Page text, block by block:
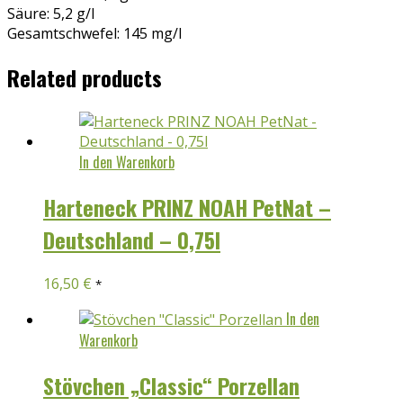
Säure: 5,2 g/l
Gesamtschwefel: 145 mg/l
Related products
In den Warenkorb
Harteneck PRINZ NOAH PetNat –
Deutschland – 0,75l
16,50 € *
In den
Warenkorb
Stövchen „Classic“ Porzellan